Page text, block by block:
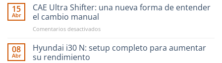
financiar
tus
en
Motorsport
15
Abr
CAE Ultra Shifter: una nueva forma de entender
el cambio manual
Comentarios desactivadosen
Ultra
Shifter:
08
Abr
Hyundai i30 N: setup completo para aumentar
su rendimiento